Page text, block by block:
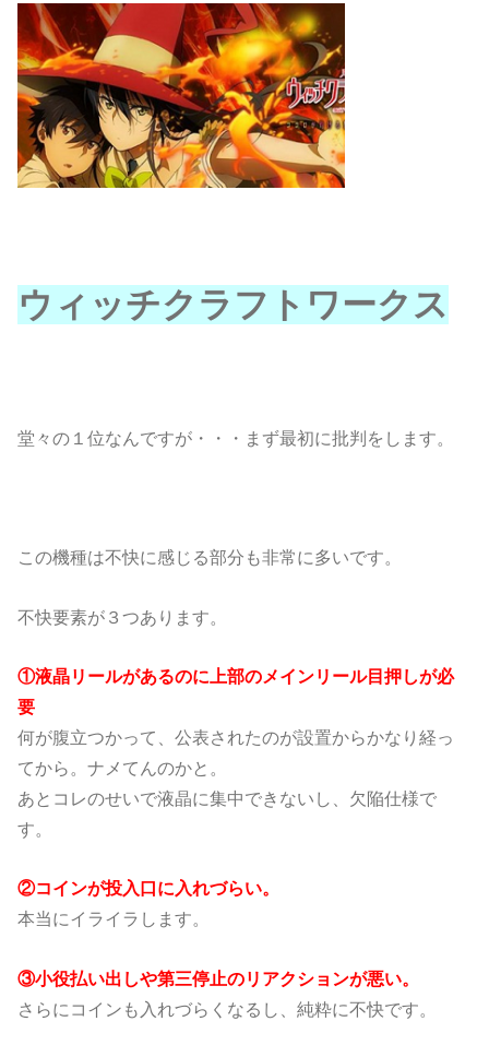
ウィッチクラフトワークス
堂々の１位なんですが・・・まず最初に批判をします。
この機種は不快に感じる部分も非常に多いです。
不快要素が３つあります。
①液晶リールがあるのに上部のメインリール目押しが必
要
何が腹立つかって、公表されたのが設置からかなり経っ
てから。ナメてんのかと。
あとコレのせいで液晶に集中できないし、欠陥仕様で
す。
②コインが投入口に入れづらい。
本当にイライラします。
③小役払い出しや第三停止のリアクションが悪い。
さらにコインも入れづらくなるし、純粋に不快です。